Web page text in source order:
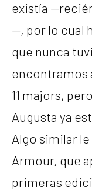
existía
—, por lo cual
que nunca
encontramos
11 majors,
Augusta ya
Algo similar
Armour, que
primeras